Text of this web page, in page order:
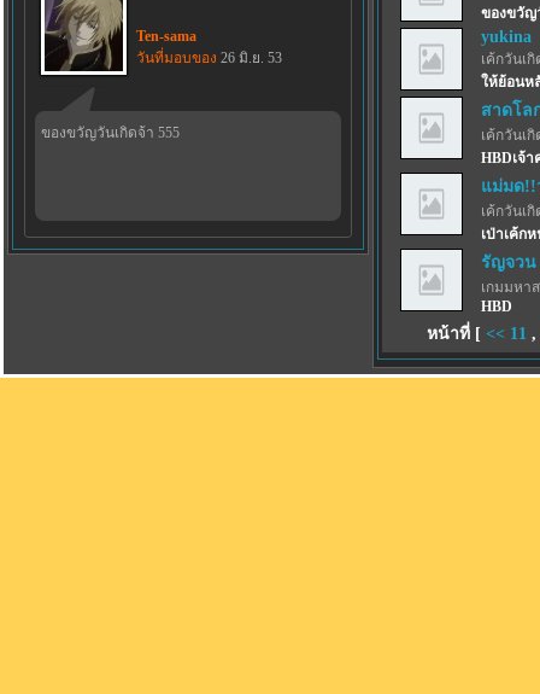
Ten-sama
วันที่มอบของ 26 มิ.ย. 53
ของขวัญวันเกิดจ้า 555
ของขวัญ
yukina
เค้กวันเ
ให้ย้อนห
สาดโล
เค้กวันเ
HBDเจ้า
แม่มด!!
เค้กวันเ
เป่าเค้กห
รัญจวน
เกมมหา
HBD
หน้าที่ [ << 11 ,